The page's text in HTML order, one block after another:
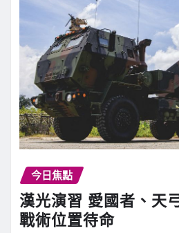
今日焦點
漢光演習 愛國者、天
戰術位置待命